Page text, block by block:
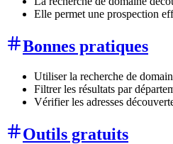
Elle permet une prospection
Bonnes pratiques
Utiliser la recherche de
Filtrer les résultats par
Vérifier les adresses
Outils gratuits